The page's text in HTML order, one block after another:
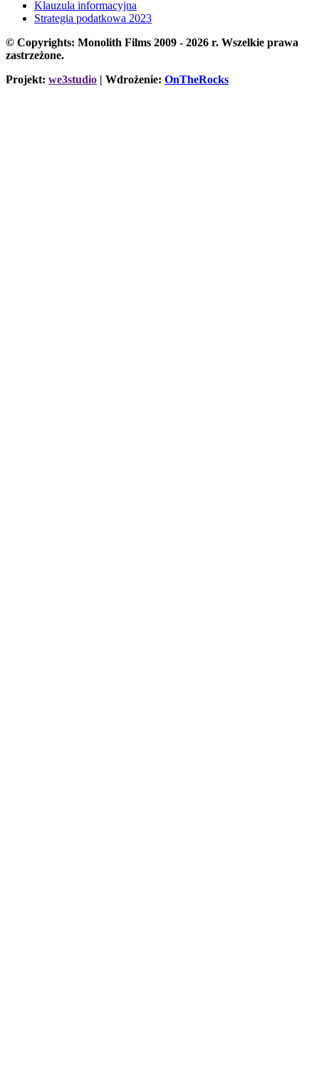
Klauzula informacyjna
Strategia podatkowa 2023
© Copyrights: Monolith Films 2009 - 2026 r. Wszelkie prawa
zastrzeżone.
Projekt: we3studio | Wdrożenie: OnTheRocks